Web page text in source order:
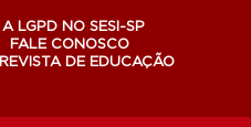
A LGPD NO SESI-SP
FALE CONOSCO
REVISTA DE EDUCAÇÃO